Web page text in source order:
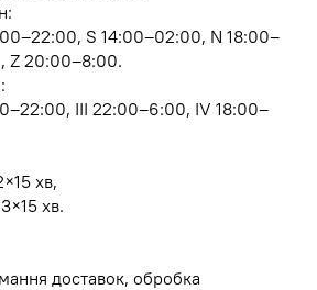
S 14:00–02:00, N 18:00–
Z 20:00–8:00.
ІІІ 22:00–6:00, IV 18:00–
хв,
хв.
доставок, обробка